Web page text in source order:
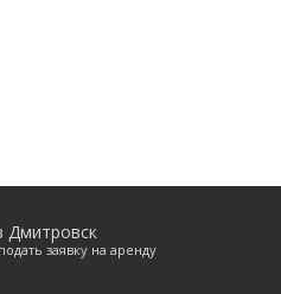
Дмитровск
заявку на аренду